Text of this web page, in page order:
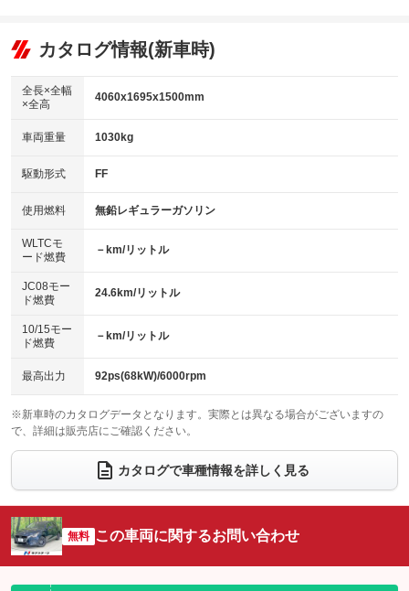
リフトアップ
：装備なし
：装備なし
パワーウィンドウ
アイドリングストップ
：装備あり
USB入力端子
：装備あり
100V電源
：装備なし
センターデフロック
：装備なし
電動格納ミラー
：装備あり
ビジュアル：-／DVD再生
：装備あり
アルミホイール：15インチ
：装備あり
HID(キセノンライト)
バックカメラ
エアロ
：装備なし
ローダウン
：装備なし
ベンチシート
：装備なし
チップアップシート
：装備なし
電動格納サードシート
：装備なし シートヒーター
：装備あり
ウォークスルー
電動リアゲート フロントカメラ
：装備なし
シートエアコン
：装備なし 全周囲カメラ
：装備なし
サイドカメラ
：装備なし ルーフレール
：装備なし
エアサスペンション ヘッドライトウォッシャー
カタログ情報(新車時)
全長×全幅
×全高
4060x1695x1500mm
車両重量 1030kg
駆動形式 FF
使用燃料 無鉛レギュラーガソリン
WLTCモ
ード燃費
－km/リットル
JC08モー
ド燃費
24.6km/リットル
10/15モー
ド燃費
－km/リットル
最高出力 92ps(68kW)/6000rpm
※新車時のカタログデータとなります。実際とは異なる場合がございますの
で、詳細は販売店にご確認ください。
カタログで車種情報を詳しく見る
無料 この車両に関するお問い合わせ